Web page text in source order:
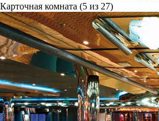
Карточная комната (5 из 27)